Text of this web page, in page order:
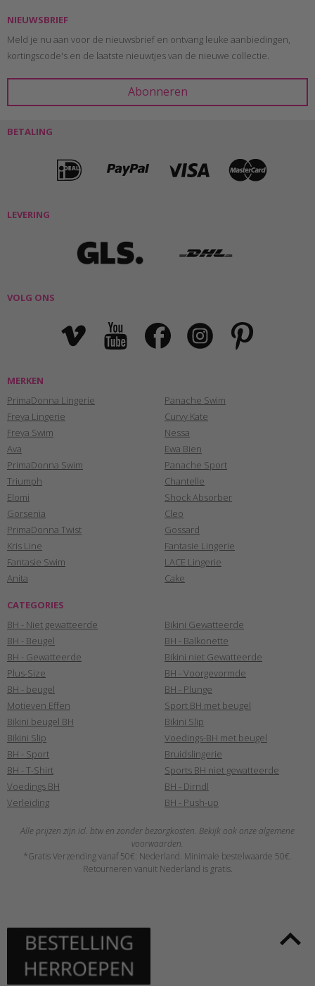
NIEUWSBRIEF
Meld je nu aan voor de nieuwsbrief en ontvang leuke aanbiedingen,
kortingscode's en de laatste nieuwtjes van de nieuwe collectie.
BETALING
LEVERING
VOLG ONS
MERKEN
PrimaDonna Lingerie
Freya Lingerie
Freya Swim
Ava
PrimaDonna Swim
Triumph
Elomi
Gorsenia
PrimaDonna Twist
Kris Line
Fantasie Swim
Anita
Panache Swim
Curvy Kate
Nessa
Ewa Bien
Panache Sport
Chantelle
Shock Absorber
Cleo
Gossard
Fantasie Lingerie
LACE Lingerie
Cake
CATEGORIES
BH - Niet gewatteerde
BH - Beugel
BH - Gewatteerde
Plus-Size
BH - beugel
Motieven Effen
Bikini beugel BH
Bikini Slip
BH - Sport
BH - T-Shirt
Voedings BH
Verleiding
Bikini Gewatteerde
BH - Balkonette
Bikini niet Gewatteerde
BH - Voorgevormde
BH - Plunge
Sport BH met beugel
Bikini Slip
Voedings-BH met beugel
Bruidslingerie
Sports BH niet gewatteerde
BH - Dirndl
BH - Push-up
Alle prijzen zijn icl. btw en zonder bezorgkosten. Bekijk ook onze algemene
voorwaarden.
*Gratis Verzending vanaf 50€: Nederland. Minimale bestelwaarde 50€.
Retourneren vanuit Nederland is gratis.